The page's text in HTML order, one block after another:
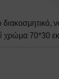
+ΣΤΟ
διακοσμητικό,
χρώμα 70*30